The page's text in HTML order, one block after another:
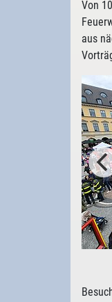
Von
aus